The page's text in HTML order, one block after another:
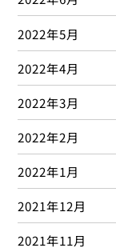
2022年5月
2022年4月
2022年3月
2022年2月
2022年1月
2021年12月
2021年11月